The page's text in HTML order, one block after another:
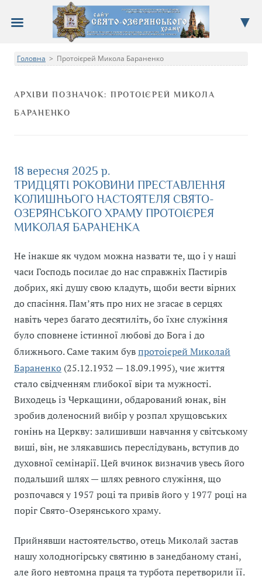
Сайт Свято-Озерянського храму
Про храм, новини, події, недільна школа, фотоальбом
Головна > Протоієрей Микола Бараненко
АРХІВИ ПОЗНАЧОК: ПРОТОІЄРЕЙ МИКОЛА
БАРАНЕНКО
18 вересня 2025 р.
ТРИДЦЯТІ РОКОВИНИ ПРЕСТАВЛЕННЯ
КОЛИШНЬОГО НАСТОЯТЕЛЯ СВЯТО-
ОЗЕРЯНСЬКОГО ХРАМУ ПРОТОІЄРЕЯ
МИКОЛАЯ БАРАНЕНКА
Не інакше як чудом можна назвати те, що і у наші
часи Господь посилає до нас справжніх Пастирів
добрих, які душу свою кладуть, щоби вести вірних
до спасіння. Пам’ять про них не згасає в серцях
навіть через багато десятиліть, бо їхнє служіння
було сповнене істинної любові до Бога і до
ближнього. Саме таким бувпротоієрей Миколай
Бараненко (25.12.1932 — 18.09.1995), чиє життя
стало свідченням глибокої віри та мужності.
Виходець із Черкащини, обдарований юнак, він
зробив доленосний вибір у розпал хрущовських
гонінь на Церкву: залишивши навчання у світському
виші, він, не злякавшись переслідувань, вступив до
духовної семінарії. Цей вчинок визначив увесь його
подальший шлях — шлях ревного служіння, що
розпочався у 1957 році та привів його у 1977 році на
поріг Свято-Озерянського храму.
Прийнявши настоятельство, отець Миколай застав
нашу холодногірську святиню в занедбаному стані,
але його невтомна праця та турбота перетворили її.